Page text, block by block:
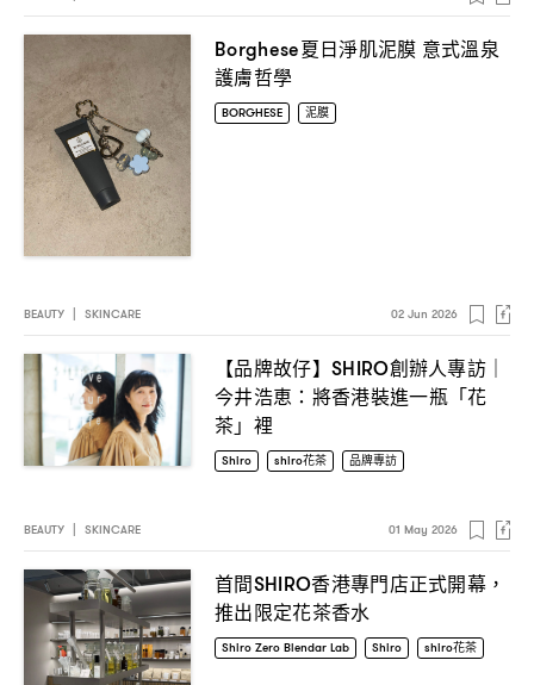
Borghese夏日淨肌泥膜 意式溫泉
護膚哲學
BORGHESE 泥膜
BEAUTY SKINCARE 02 Jun 2026
【品牌故仔】 SHIRO創辦人專訪
今井浩恵 ： 將香港裝進一瓶「花
茶」裡
Shiro shiro花茶 品牌專訪
BEAUTY SKINCARE 01 May 2026
首間SHIRO香港專門店正式開幕 ，
推出限定花茶香水
Shiro Zero Blendar Lab Shiro shiro花茶